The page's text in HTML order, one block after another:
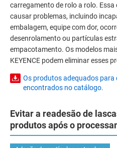
carregamento de rolo a rolo.
causar problemas, incluindo
embalagem, equipe com dor,
desenrolamento ou partículas
empacotamento. Os modelos
KEYENCE podem eliminar esses
Os produtos adequados para
encontrados no catálogo.
Evitar a readesão de
produtos após o